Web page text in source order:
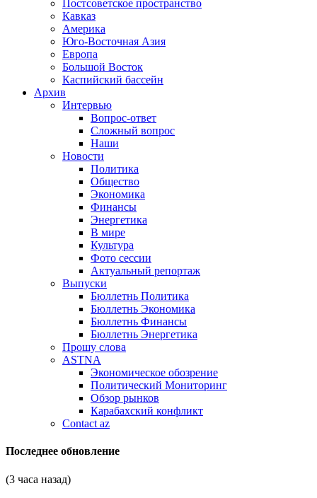
Постсоветское пространство
Кавказ
Америка
Юго-Восточная Азия
Европа
Большой Восток
Каспийский бассейн
Архив
Интервью
Вопрос-ответ
Сложный вопрос
Наши
Новости
Политика
Общество
Экономика
Финансы
Энергетика
В мире
Культура
Фото сессии
Актуальный репортаж
Выпуски
Бюллетнь Политика
Бюллетнь Экономика
Бюллетнь Финансы
Бюллетнь Энергетика
Прошу слова
ASTNA
Экономическое обозрение
Политический Мониторинг
Обзор рынков
Карабахский конфликт
Contact az
Последнее обновление
(3 часа назад)